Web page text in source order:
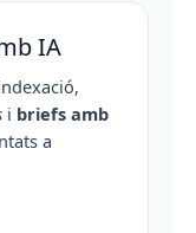
IA
i briefs amb
a